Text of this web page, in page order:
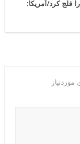
فلج کرد/آمریکا: